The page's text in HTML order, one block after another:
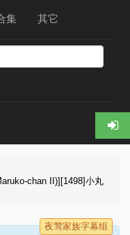
集 其它
chan II)][1498]小丸
夜莺家族字幕组